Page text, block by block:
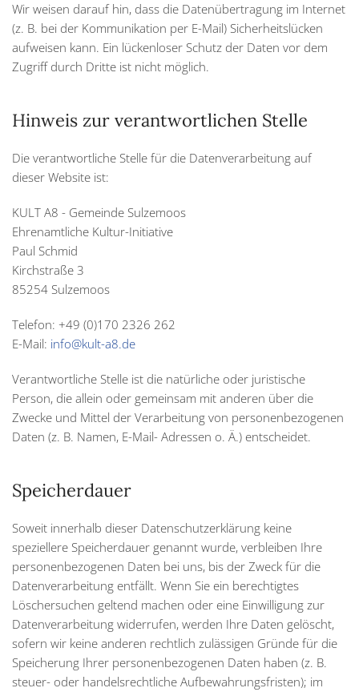
Wir weisen darauf hin, dass die Datenübertragung im Internet
(z. B. bei der Kommunikation per E-Mail) Sicherheitslücken
aufweisen kann. Ein lückenloser Schutz der Daten vor dem
Zugriff durch Dritte ist nicht möglich.
Hinweis zur verantwortlichen Stelle
Die verantwortliche Stelle für die Datenverarbeitung auf
dieser Website ist:
KULT A8 - Gemeinde Sulzemoos
Ehrenamtliche Kultur-Initiative
Paul Schmid
Kirchstraße 3
85254 Sulzemoos
Telefon: +49 (0)170 2326 262
E-Mail: info@kult-a8.de
Verantwortliche Stelle ist die natürliche oder juristische
Person, die allein oder gemeinsam mit anderen über die
Zwecke und Mittel der Verarbeitung von personenbezogenen
Daten (z. B. Namen, E-Mail- Adressen o. Ä.) entscheidet.
Speicherdauer
Soweit innerhalb dieser Datenschutzerklärung keine
speziellere Speicherdauer genannt wurde, verbleiben Ihre
personenbezogenen Daten bei uns, bis der Zweck für die
Datenverarbeitung entfällt. Wenn Sie ein berechtigtes
Löschersuchen geltend machen oder eine Einwilligung zur
Datenverarbeitung widerrufen, werden Ihre Daten gelöscht,
sofern wir keine anderen rechtlich zulässigen Gründe für die
Speicherung Ihrer personenbezogenen Daten haben (z. B.
steuer- oder handelsrechtliche Aufbewahrungsfristen); im